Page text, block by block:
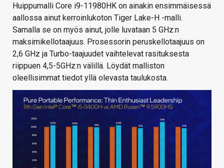
Huippumalli Core i9-11980HK on ainakin ensimmäisessä
aallossa ainut kerroinlukoton Tiger Lake-H -malli.
Samalla se on myös ainut, jolle luvataan 5 GHz:n
maksimikellotaajuus. Prosessorin peruskellotaajuus on
2,6 GHz ja Turbo-taajuudet vaihtelevat rasituksesta
riippuen 4,5-5GHz:n välillä. Löydät malliston
oleellisimmat tiedot yllä olevasta taulukosta.